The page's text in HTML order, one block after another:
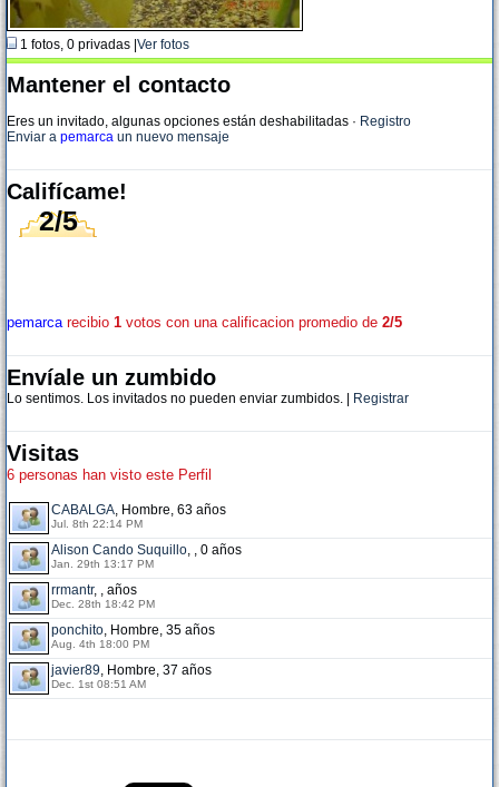
1 fotos, 0 privadas | Ver fotos
Mantener el contacto
Eres un invitado, algunas opciones están deshabilitadas · Registro
Enviar a pemarca un nuevo mensaje
Califícame!
2/5
pemarcarecibio 1 votos con una calificacion promedio de 2/5
Envíale un zumbido
Lo sentimos. Los invitados no pueden enviar zumbidos. | Registrar
Visitas
6 personas han visto este Perfil
CABALGA, Hombre, 63 años
Jul. 8th 22:14 PM
Alison Cando Suquillo, , 0 años
Jan. 29th 13:17 PM
rrmantr, , años
Dec. 28th 18:42 PM
ponchito, Hombre, 35 años
Aug. 4th 18:00 PM
javier89, Hombre, 37 años
Dec. 1st 08:51 AM